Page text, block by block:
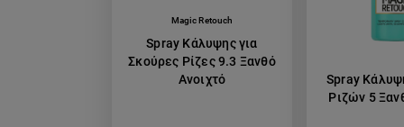
Magic Retouch
Spray Κάλυψης για
Σκούρες Ρίζες 9.3 Ξανθό
Ανοιχτό
Spray
Ριζών 5